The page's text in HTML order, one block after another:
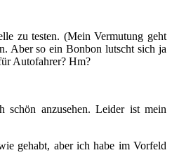
zu testen. (Mein Vermutung geht
Aber so ein Bonbon lutscht sich ja
Autofahrer? Hm?
schön anzusehen. Leider ist mein
gehabt, aber ich habe im Vorfeld